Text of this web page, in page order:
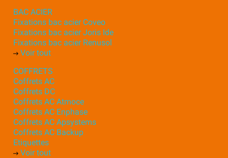
BAC ACIER
Fixations bac acier Coveo
Fixations bac acier Joris Ide
Fixations bac acier Renusol
Voir tout
COFFRETS
Coffrets AC
Coffrets DC
Coffrets AC Atmoce
Coffrets AC Enphase
Coffrets AC Apsystems
Coffrets AC Backup
Etiquettes
Voir tout